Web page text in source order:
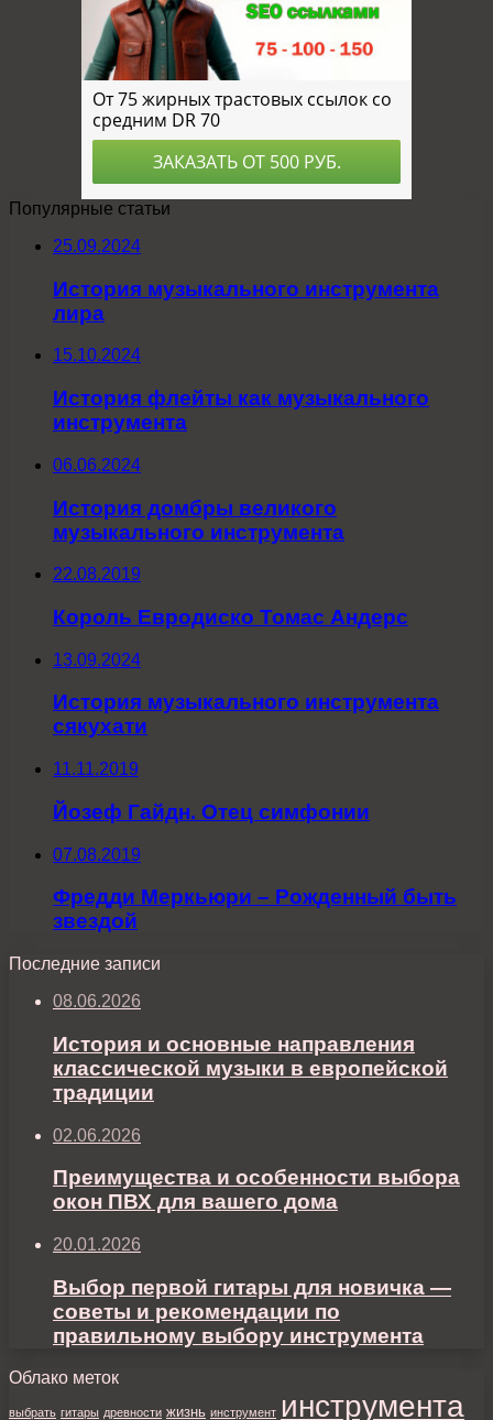
Популярные статьи
25.09.2024
История музыкального инструмента
лира
15.10.2024
История флейты как музыкального
инструмента
06.06.2024
История домбры великого
музыкального инструмента
22.08.2019
Король Евродиско Томас Андерс
13.09.2024
История музыкального инструмента
сякухати
11.11.2019
Йозеф Гайдн. Отец симфонии
07.08.2019
Фредди Меркьюри – Рожденный быть
звездой
Последние записи
08.06.2026
История и основные направления
классической музыки в европейской
традиции
02.06.2026
Преимущества и особенности выбора
окон ПВХ для вашего дома
20.01.2026
Выбор первой гитары для новичка —
советы и рекомендации по
правильному выбору инструмента
Облако меток
выбрать гитары древности жизнь инструмент инструмента